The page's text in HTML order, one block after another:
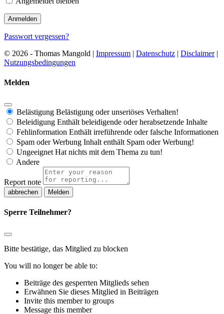
Passwort vergessen?
© 2026 - Thomas Mangold | Impressum | Datenschutz | Disclaimer|
Nutzungsbedingungen
Melden
Belästigung Belästigung oder unseriöses Verhalten!
Beleidigung Enthält beleidigende oder herabsetzende Inhalte
Fehlinformation Enthält irreführende oder falsche Informationen
Spam oder Werbung Inhalt enthält Spam oder Werbung!
Ungeeignet Hat nichts mit dem Thema zu tun!
Andere
Report note
Melden
Sperre Teilnehmer?
Bitte bestätige, das Mitglied zu blocken
You will no longer be able to:
Beiträge des gesperrten Mitglieds sehen
Erwähnen Sie dieses Mitglied in Beiträgen
Invite this member to groups
Message this member